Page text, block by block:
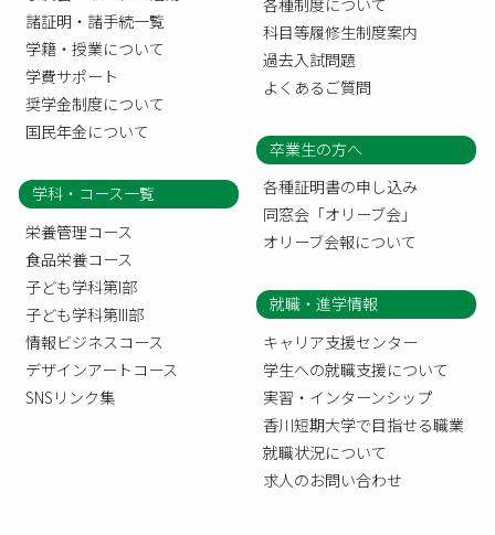
各種制度について
科目等履修生制度案内
過去入試問題
よくあるご質問
諸証明・諸手続一覧
学籍・授業について
学費サポート
奨学金制度について
国民年金について
卒業生の方へ
各種証明書の申し込み
同窓会「オリーブ会」
オリーブ会報について
学科・コース一覧
栄養管理コース
食品栄養コース
子ども学科第I部
子ども学科第III部
情報ビジネスコース
デザインアートコース
SNSリンク集
就職・進学情報
キャリア支援センター
学生への就職支援について
実習・インターンシップ
香川短期大学で目指せる職業
就職状況について
求人のお問い合わせ